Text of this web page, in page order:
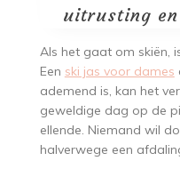
uitrusting
Als het gaat om skiën,
Een ski jas voor dames
ademend is, kan het
geweldige dag op de
ellende. Niemand wil
halverwege een